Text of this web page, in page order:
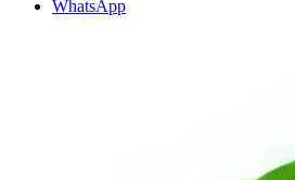
WhatsApp